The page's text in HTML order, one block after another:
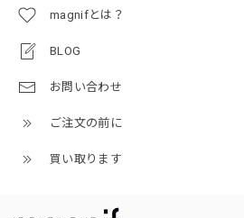
magnifとは？
BLOG
お問い合わせ
ご注文の前に
買い取ります